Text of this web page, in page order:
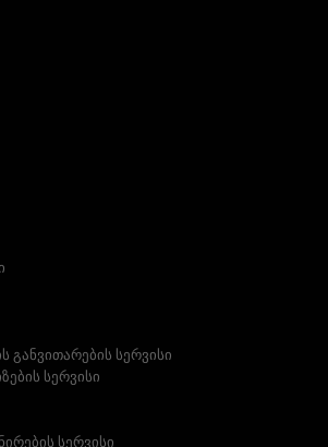
განვითარების სერვისი
სერვისი
სერვისი